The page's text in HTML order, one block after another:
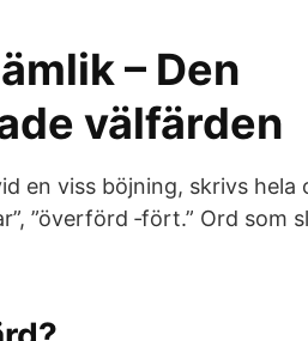
– Den
välfärden
en viss böjning, skrivs
”överförd ‑fört.” Ord som